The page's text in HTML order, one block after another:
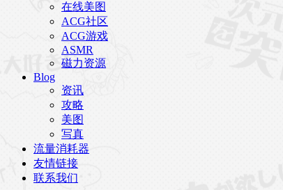
在线美图
ACG社区
ACG游戏
ASMR
磁力资源
Blog
资讯
攻略
美图
写真
流量消耗器
友情链接
联系我们